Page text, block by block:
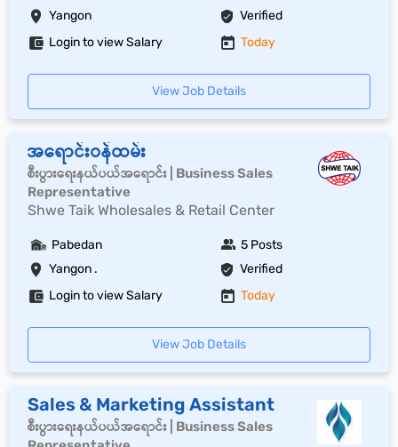
Yangon Verified
Login to view Salary Today
View Job Details
အရောင်းဝန်ထမ်း
စီးပွားရေးနယ်ပယ်အရောင်း | Business Sales
Representative
Shwe Taik Wholesales & Retail Center
Yangon . Verified
Pabedan 5 Posts
Login to view Salary Today
View Job Details
Sales & Marketing Assistant
စီးပွားရေးနယ်ပယ်အရောင်း | Business Sales